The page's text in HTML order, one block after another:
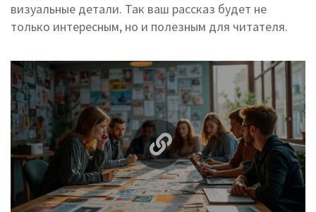
визуальные детали. Так ваш рассказ будет не
только интересным, но и полезным для читателя.